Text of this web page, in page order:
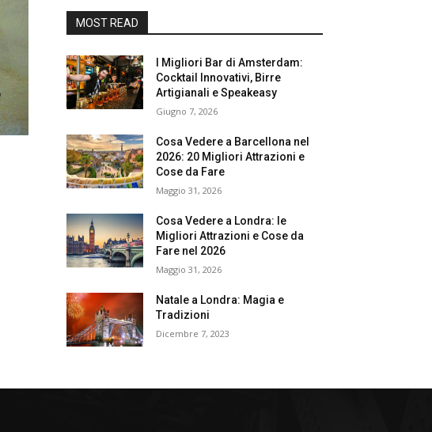
MOST READ
I Migliori Bar di Amsterdam:
Cocktail Innovativi, Birre
Artigianali e Speakeasy
Giugno 7, 2026
Cosa Vedere a Barcellona nel
2026: 20 Migliori Attrazioni e
Cose da Fare
Maggio 31, 2026
Cosa Vedere a Londra: le
Migliori Attrazioni e Cose da
Fare nel 2026
Maggio 31, 2026
Natale a Londra: Magia e
Tradizioni
Dicembre 7, 2023